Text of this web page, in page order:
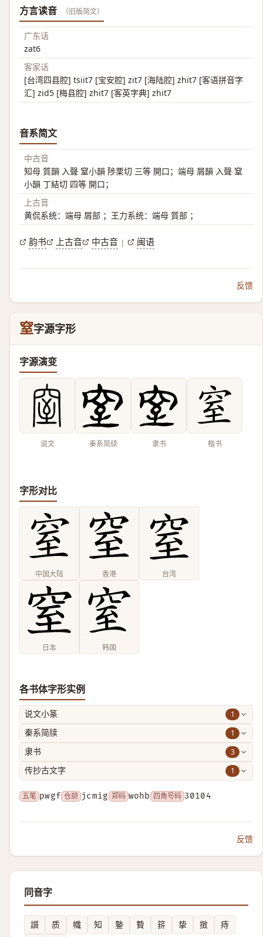
方言读音 （旧版简文）
广东话
zat6
客家话
[台湾四县腔] tsiit7 [宝安腔] zit7 [海陆腔] zhit7 [客语拼音字
汇] zid5 [梅县腔] zhit7 [客英字典] zhit7
音系简文
中古音
知母 質韻 入聲 窒小韻 陟栗切 三等 開口；端母 屑韻 入聲 窒
小韻 丁結切 四等 開口；
上古音
黄侃系统：端母 屑部 ；王力系统：端母 質部 ；
韵书 上古音 中古音 | 闽语
反馈
窒字源字形
字源演变
说文 秦系简牍 隶书 楷书
字形对比
中国大陆 香港 台湾
日本 韩国
各书体字形实例
说文小篆 1
秦系简牍 1
隶书 3
传抄古文字 1
五笔 pwgf 仓颉 jcmig 郑码 wohb 四角号码 30104
反馈
同音字
䜠 质 幟 知 䥍 䞇 䇽 挚 㨖
痔